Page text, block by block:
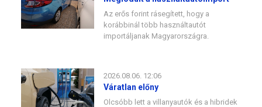
Az erős forint rásegített, hogy a
korábbinál több használtautót
importáljanak Magyarországra.
2026.08.06. 12:06
Váratlan előny
Olcsóbb lett a villanyautók és a hibridek